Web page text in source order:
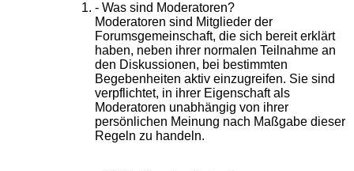
- Was sind Moderatoren?
Moderatoren sind Mitglieder der
Forumsgemeinschaft, die sich bereit erklärt
haben, neben ihrer normalen Teilnahme an
den Diskussionen, bei bestimmten
Begebenheiten aktiv einzugreifen. Sie sind
verpflichtet, in ihrer Eigenschaft als
Moderatoren unabhängig von ihrer
persönlichen Meinung nach Maßgabe dieser
Regeln zu handeln.